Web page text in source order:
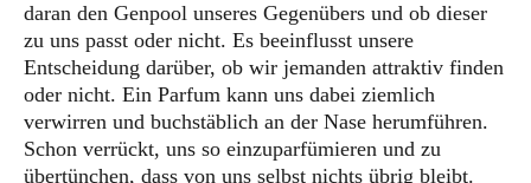
daran den Genpool unseres Gegenübers und ob dieser
zu uns passt oder nicht. Es beeinflusst unsere
Entscheidung darüber, ob wir jemanden attraktiv finden
oder nicht. Ein Parfum kann uns dabei ziemlich
verwirren und buchstäblich an der Nase herumführen.
Schon verrückt, uns so einzuparfümieren und zu
übertünchen, dass von uns selbst nichts übrig bleibt.